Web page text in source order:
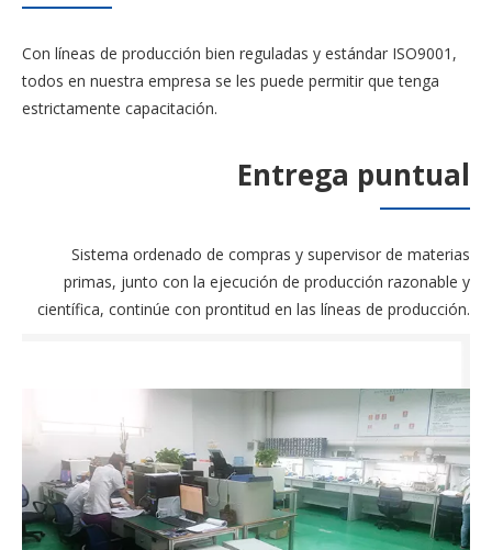
Con líneas de producción bien reguladas y estándar ISO9001,
todos en nuestra empresa se les puede permitir que tenga
estrictamente capacitación.
Entrega puntual
Sistema ordenado de compras y supervisor de materias
primas, junto con la ejecución de producción razonable y
científica, continúe con prontitud en las líneas de producción.